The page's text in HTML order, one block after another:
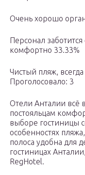
Очень хорошо
Персонал
комфортно 33.33%
Чистый пляж,
Проголосовало: 3
Отели Анталии всё
постояльцам
выборе гостиницы
особенностях
полоса удобна для
гостиницах
RegHotel.